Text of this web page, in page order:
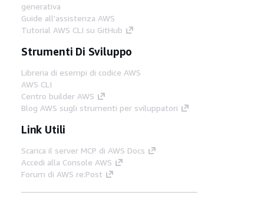
generativa
Guide all'assistenza AWS
Tutorial AWS CLI su GitHub
Strumenti Di Sviluppo
Libreria di esempi di codice AWS
AWS CLI
Centro builder AWS
Blog AWS sugli strumenti per sviluppatori
Link Utili
Scarica il server MCP di AWS Docs
Accedi alla Console AWS
Forum di AWS re:Post